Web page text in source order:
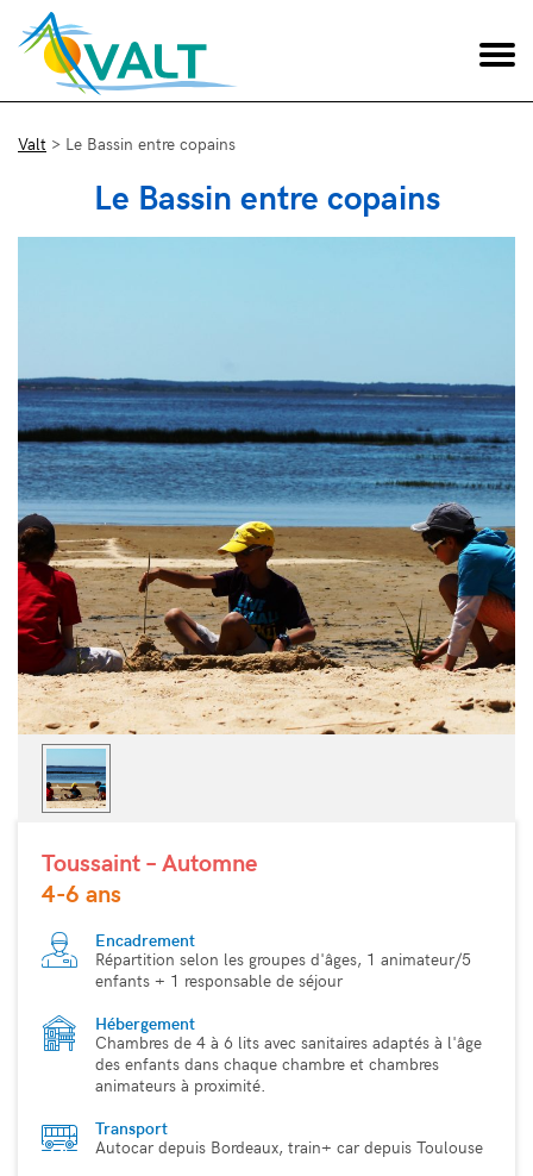
Valt > Le Bassin entre copains
Le Bassin entre copains
Toussaint – Automne
4-6 ans
Encadrement
Répartition selon les groupes d'âges, 1 animateur/5
enfants + 1 responsable de séjour
Hébergement
Chambres de 4 à 6 lits avec sanitaires adaptés à l'âge
des enfants dans chaque chambre et chambres
animateurs à proximité.
Transport
Autocar depuis Bordeaux, train+ car depuis Toulouse